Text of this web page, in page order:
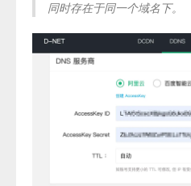
同时存在于同一个域名下。